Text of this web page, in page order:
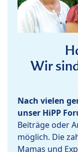
Wir
Nach vielen
unser HiPP
Beiträge oder
möglich. Die
Mamas und